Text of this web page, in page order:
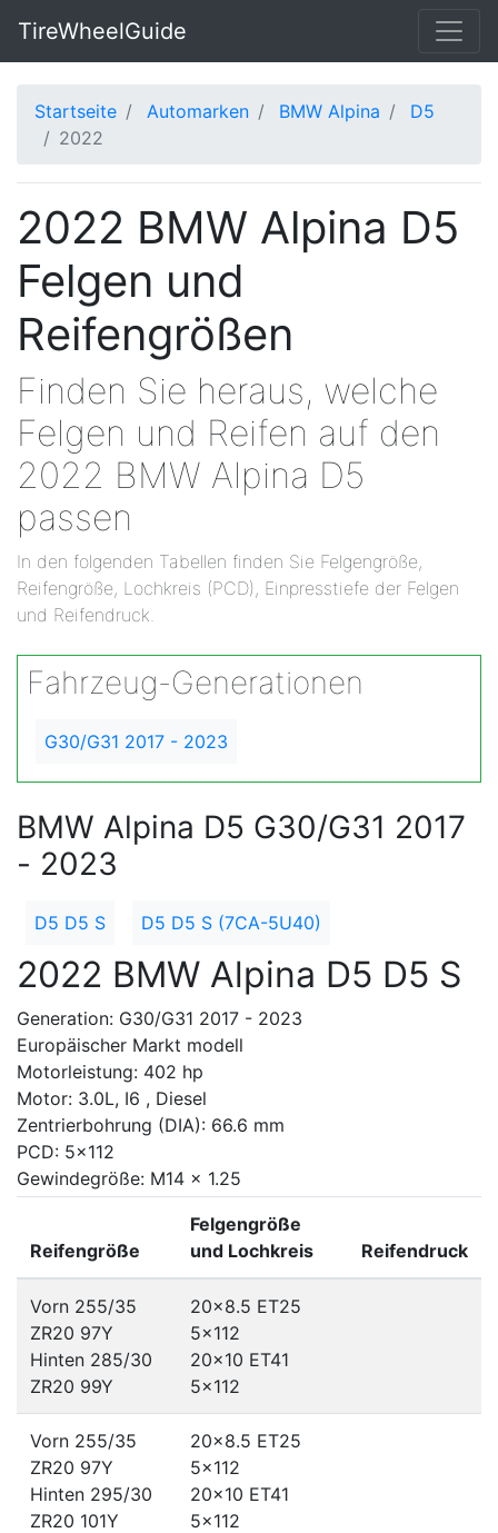
TireWheelGuide
Startseite Automarken BMW Alpina
D5
2022
2022 BMW Alpina D5
Felgen und
Reifengrößen
Finden Sie heraus, welche
Felgen und Reifen auf den
2022 BMW Alpina D5
passen
In den folgenden Tabellen finden Sie Felgengröße,
Reifengröße, Lochkreis (PCD), Einpresstiefe der Felgen
und Reifendruck.
Fahrzeug-Generationen
G30/G31 2017 - 2023
BMW Alpina D5 G30/G31 2017
- 2023
D5 D5 S D5 D5 S (7CA-5U40)
2022 BMW Alpina D5 D5 S
Generation: G30/G31 2017 - 2023
Europäischer Markt modell
Motorleistung: 402 hp
Motor: 3.0L, I6 , Diesel
Zentrierbohrung (DIA): 66.6 mm
PCD: 5x112
Gewindegröße: M14 x 1.25
Reifengröße
Felgengröße
und Lochkreis
Reifendruck
Vorn 255/35
ZR20 97Y
Hinten 285/30
ZR20 99Y
20x8.5 ET25
5x112
20x10 ET41
5x112
Vorn 255/35
ZR20 97Y
Hinten 295/30
ZR20 101Y
20x8.5 ET25
5x112
20x10 ET41
5x112